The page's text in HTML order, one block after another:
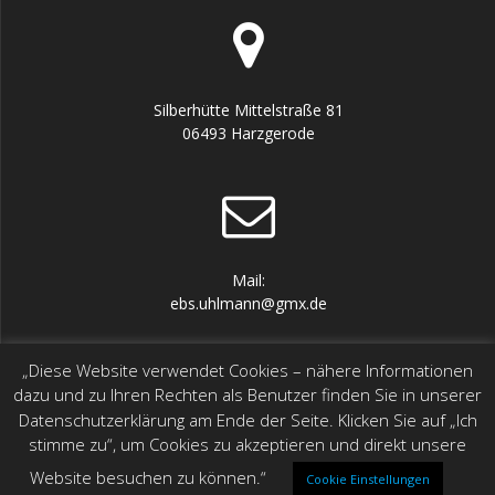
Silberhütte Mittelstraße 81
06493 Harzgerode
Mail:
ebs.uhlmann@gmx.de
Tel.: 039484 2376
Mobile: 0160 4320376
„Diese Website verwendet Cookies – nähere Informationen
dazu und zu Ihren Rechten als Benutzer finden Sie in unserer
Datenschutzerklärung am Ende der Seite. Klicken Sie auf „Ich
stimme zu“, um Cookies zu akzeptieren und direkt unsere
Website besuchen zu können.“
Cookie Einstellungen